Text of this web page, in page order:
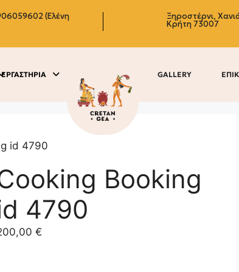
(Ελένη Ξηροστέρνι,
Κρήτη 73007
ΕΡΓΑΣΤΗΡΙΑ GALLERY
id 4790
Booking
4790
€